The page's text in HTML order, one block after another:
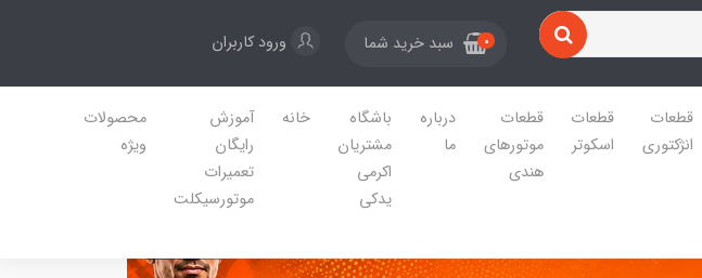
0 سبد خرید شما ورود کاربران
قطعات
انژکتوری
قطعات
اسکوتر
قطعات
موتورهای
هندی
درباره
ما
باشگاه
مشتریان
اکرمی
یدکی
خانه
آموزش
رایگان
تعمیرات
موتورسیکلت
محصولات
ویژه